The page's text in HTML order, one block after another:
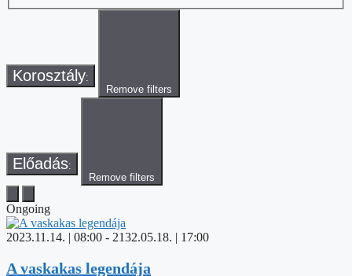
Korosztály:
Remove filters
Előadás:
Remove filters
Ongoing
2023.11.14. | 08:00 - 2132.05.18. | 17:00
A vaskakas legendája